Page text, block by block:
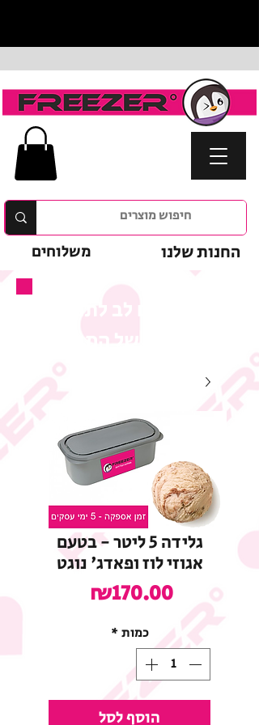
החנות שלנו משלוחים
המבצע של המוצר
גלידה 5 ליטר - בטעם
אגוזי לוז ופאדג' נוגט
₪170.00
כמות *
הוסף לסל